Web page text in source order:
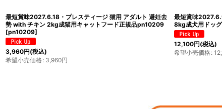
最短賞味2027.6.18・プレスティージ 猫用 アダルト 避妊去
勢 with チキン 2kg成猫用キャットフード正規品pn10209
[pn10209]
3,960円(税込)
希望小売価格: 3,960円
最短賞味
8kg成犬用ドッ
12,100円(税込)
希望小売価格: